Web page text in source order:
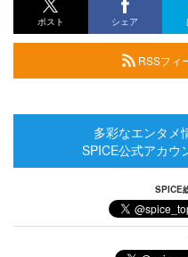
ポスト シェア
RSSフィ
多彩なエンタメ
SPICE公式アカウ
SPICE